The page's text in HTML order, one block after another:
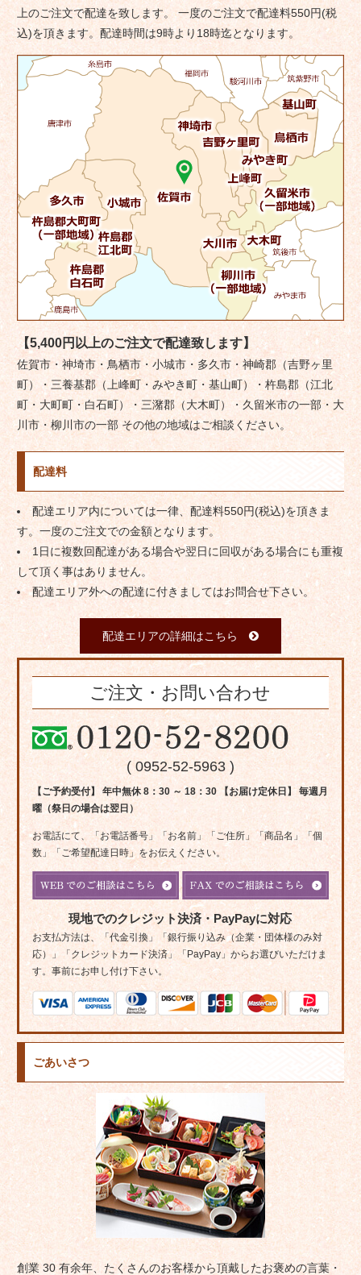
シ
ョ
ン
上のご注文で配達を致します。 一度のご注文で配達料550円(税
込)を頂きます。配達時間は9時より18時迄となります。
【5,400円以上のご注文で配達致します】
佐賀市・神埼市・鳥栖市・小城市・多久市・神崎郡（吉野ヶ里
町）・三養基郡（上峰町・みやき町・基山町）・杵島郡（江北
町・大町町・白石町）・三潴郡（大木町）・久留米市の一部・大
川市・柳川市の一部 その他の地域はご相談ください。
配達料
配達エリア内については一律、配達料550円(税込)を頂きま
す。一度のご注文での金額となります。
1日に複数回配達がある場合や翌日に回収がある場合にも重複
して頂く事はありません。
配達エリア外への配達に付きましてはお問合せ下さい。
配達エリアの詳細はこちら
ご注文・お問い合わせ
( 0952-52-5963 )
【ご予約受付】 年中無休 8：30 ～ 18：30 【お届け定休日】 毎週月
曜（祭日の場合は翌日）
お電話にて、「お電話番号」「お名前」「ご住所」「商品名」「個
数」「ご希望配達日時」をお伝えください。
現地でのクレジット決済・PayPayに対応
お支払方法は、「代金引換」「銀行振り込み（企業・団体様のみ対
応）」「クレジットカード決済」「PayPay」からお選びいただけま
す。事前にお申し付け下さい。
ごあいさつ
創業 30 有余年、たくさんのお客様から頂戴したお褒めの言葉・